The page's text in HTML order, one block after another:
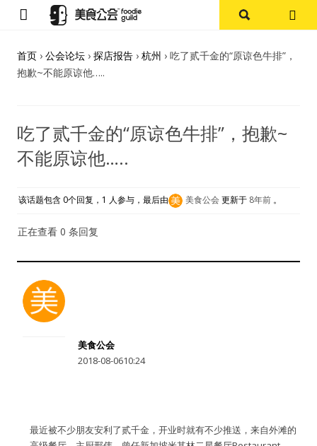
首页
美食杂谈
公会活动
悬赏测评
首页 › 公会论坛 › 探店报告 › 杭州 › 吃了贰千金的“原谅色牛排”，
抱歉~不能原谅他…..
吃了贰千金的“原谅色牛排”，抱歉~
不能原谅他…..
该话题包含 0个回复，1 人参与，最后由 美食公会更新于 8年前 。
正在查看 0 条回复
美食公会
2018-08-0610:24
最近被不少朋友安利了贰千金，开业时就有不少推送，来自外滩的